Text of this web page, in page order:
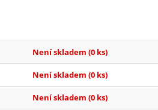
Není skladem (0 ks)
Není skladem (0 ks)
Není skladem (0 ks)